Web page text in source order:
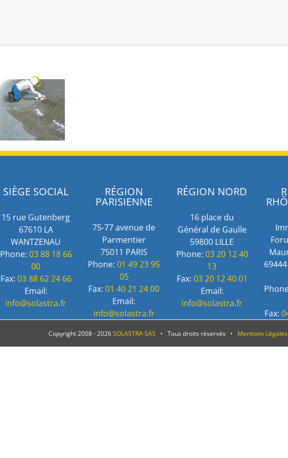
SIÈGE SOCIAL
15 rue Gutenberg
67610 LA
WANTZENAU
Phone: 03 88 18 66
00
Fax: 03 88 62 24 66
Email:
info@solastra.fr
RÉGION
PARISIENNE
75-77 avenue de
Parmentier
75011 PARIS
Phone:01 49 23 95
05
Fax:01 40 21 24 00
Email:
info@solastra.fr
RÉGION NORD
16 place du
Général de Gaulle
59800 LILLE
Phone: 03 20 12 40
13
Fax: 03 20 12 40 01
Email:
info@solastra.fr
Fax:
Copyright 2008 -2026SOLASTRA SAS • Tous droits réservés • Mentions Légales